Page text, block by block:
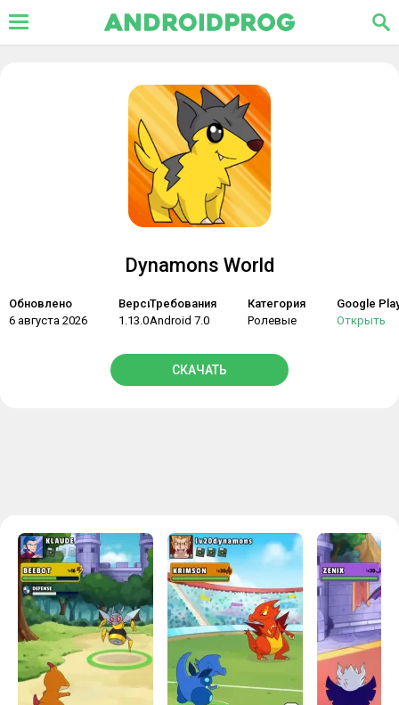
Dynamons World
Обновлено
6 августа 2026
Версия
1.13.09
Требования
Android 7.0
Категория
Ролевые
Google
Открыть
СКАЧАТЬ